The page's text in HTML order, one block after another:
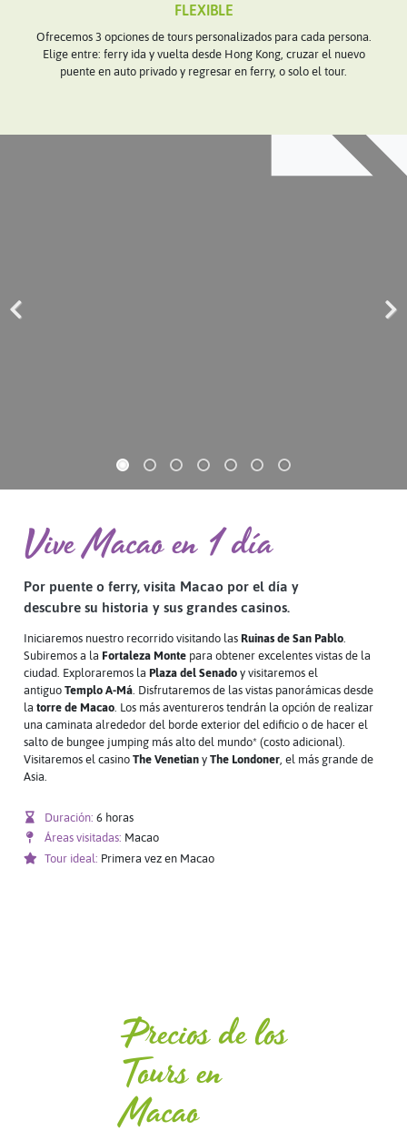
FLEXIBLE
Ofrecemos 3 opciones de tours personalizados para cada persona.
Elige entre: ferry ida y vuelta desde Hong Kong, cruzar el nuevo
puente en auto privado y regresar en ferry, o solo el tour.
Vive Macao en 1 día
Por puente o ferry, visita Macao por el día y
descubre su historia y sus grandes casinos.
Iniciaremos nuestro recorrido visitando las Ruinas de San Pablo
Subiremos a la Fortaleza Monte para obtener excelentes vistas de la
ciudad. Exploraremos la Plaza del Senado y visitaremos el
antiguo Templo A-Má . Disfrutaremos de las vistas panorámicas desde
la torre de Macao . Los más aventureros tendrán la opción de realizar
una caminata alrededor del borde exterior del edificio o de hacer el
salto de bungee jumping más alto del mundo* (costo adicional).
Visitaremos el casino The Venetian y The Londoner , el más grande de
Asia.
Duración: 6 horas
Áreas visitadas: Macao
Tour ideal: Primera vez en Macao
Precios de los
Tours en
Macao